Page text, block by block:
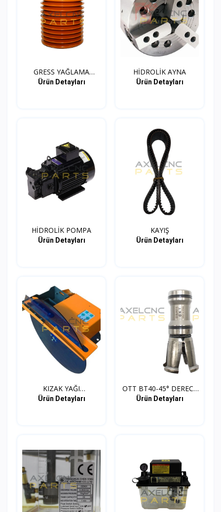
GRESS YAĞLAMA
KARTUŞ
Ürün Detayları
HİDROLİK AYNA
Ürün Detayları
HİDROLİK POMPA
Ürün Detayları
KAYIŞ
Ürün Detayları
KIZAK YAĞI
AYRIŞTIRICI...
Ürün Detayları
OTT BT40-45° DERECE
PUL...
Ürün Detayları